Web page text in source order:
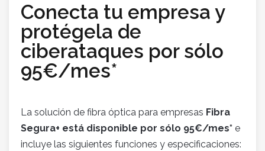
Conecta tu empresa y
protégela de
ciberataques por sólo
95€/mes*
La solución de fibra óptica para empresas Fibra
Segura+ está disponible por sólo 95€/mes* e
incluye las siguientes funciones y especificaciones: